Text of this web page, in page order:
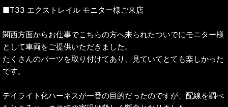
■T33 エクストレイル モニター様ご来店
関西方面からお仕事でこちらの方へ来られたついでにモニター様
として車両をご提供いただきました。
たくさんのパーツを取り付けてあり、見ていてとても楽しかった
です。
デイライト化ハーネスが一番の目的だったのですが、配線を調べ